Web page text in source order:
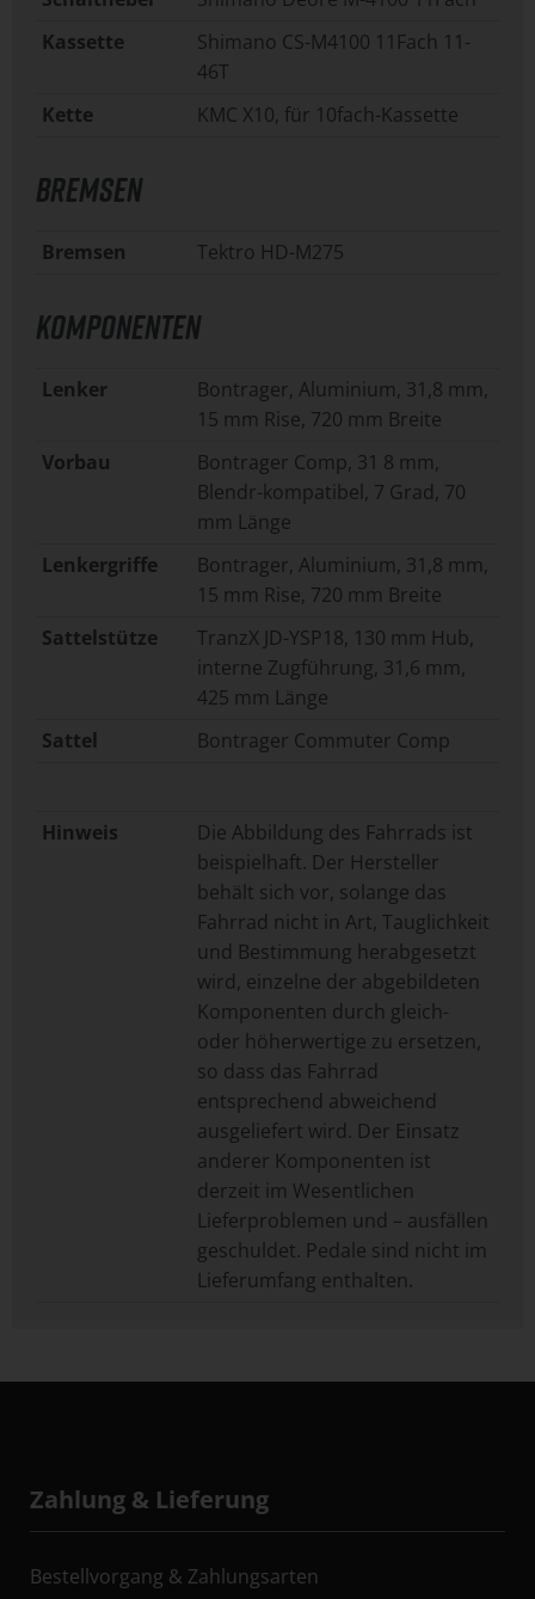
Kassette
Shimano CS-M4100 11Fach 11-
46T
Kette
KMC X10, für 10fach-Kassette
BREMSEN
Bremsen Tektro HD-M275
KOMPONENTEN
Lenker
Bontrager, Aluminium, 31,8 mm,
15 mm Rise, 720 mm Breite
Vorbau
Bontrager Comp, 31 8 mm,
Blendr-kompatibel, 7 Grad, 70
mm Länge
Lenkergriffe
Bontrager, Aluminium, 31,8 mm,
15 mm Rise, 720 mm Breite
Sattelstütze
TranzX JD-YSP18, 130 mm Hub,
interne Zugführung, 31,6 mm,
425 mm Länge
Sattel
Bontrager Commuter Comp
Hinweis
Die Abbildung des Fahrrads ist
beispielhaft. Der Hersteller
behält sich vor, solange das
Fahrrad nicht in Art, Tauglichkeit
und Bestimmung herabgesetzt
wird, einzelne der abgebildeten
Komponenten durch gleich-
oder höherwertige zu ersetzen,
so dass das Fahrrad
entsprechend abweichend
ausgeliefert wird. Der Einsatz
anderer Komponenten ist
derzeit im Wesentlichen
Lieferproblemen und – ausfällen
geschuldet. Pedale sind nicht im
Lieferumfang enthalten.
Zahlung & Lieferung
Bestellvorgang & Zahlungsarten